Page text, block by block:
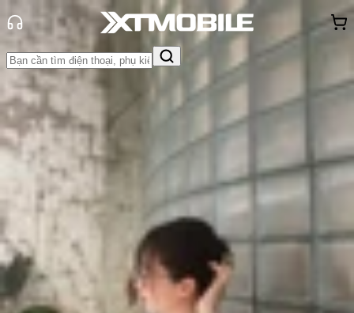
Trang chủ
Tin tức
Tin Mới
Tin Mới
Đánh Giá - Trên Tay
Khuyến
Thủ thuật Thông báoKhách
hàng - Sự kiện
Galaxy Tab S10 FE và S10 FE+ ra
mắt tại Việt Nam, giá từ 15.95 triệu
Triệu Vy